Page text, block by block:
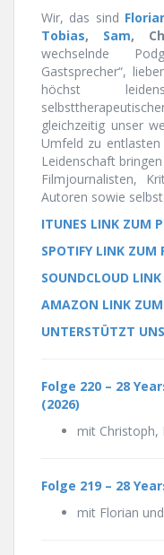
Wir, das sind
Tobias, Sam,
wechselnde
Gastsprecher“,
höchst
gleichzeitig unser
Umfeld zu
Leidenschaft
Filmjournalisten,
Autoren sowie
ITUNES LINK ZUM
SPOTIFY LINK ZUM
SOUNDCLOUD
AMAZON LINK
UNTERSTÜTZT
Folge 220 – 28
(2026)
mit Christoph,
Folge 219 – 28
mit Florian